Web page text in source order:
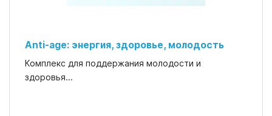
Anti-age: энергия, здоровье, молодость
Комплекс для поддержания молодости и
здоровья...